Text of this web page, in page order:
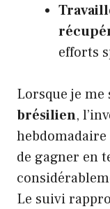
efforts
Lorsque je
brésilien,
hebdomadaire
de gagner en
Le suivi